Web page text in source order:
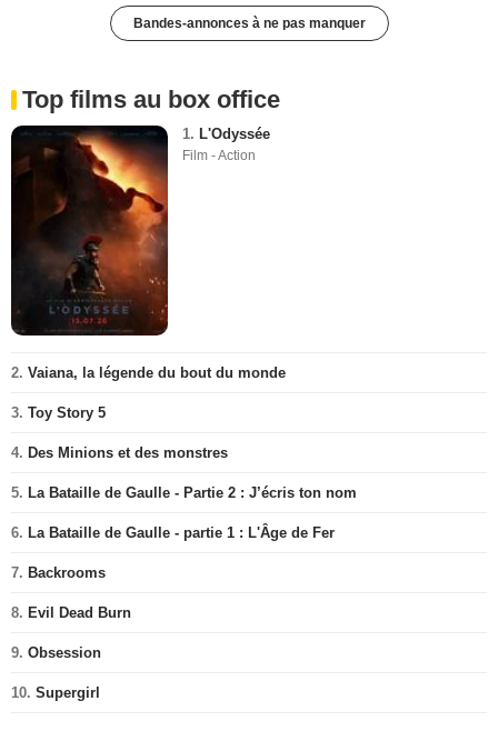
Bandes-annonces à ne pas manquer
Top films au box office
1. L'Odyssée
Film - Action
2. Vaiana, la légende du bout du monde
3. Toy Story 5
4. Des Minions et des monstres
5. La Bataille de Gaulle - Partie 2 : J’écris ton nom
6. La Bataille de Gaulle - partie 1 : L'Âge de Fer
7. Backrooms
8. Evil Dead Burn
9. Obsession
10. Supergirl